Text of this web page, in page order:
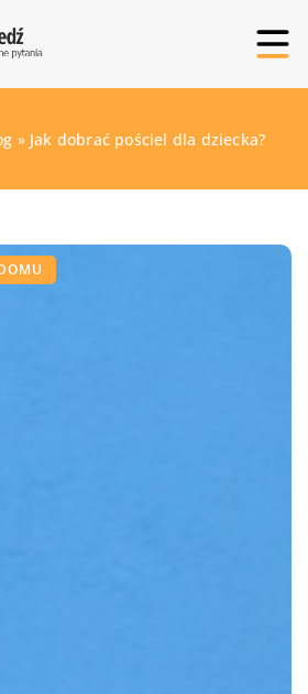
» Jak dobrać pościel dla dziecka?